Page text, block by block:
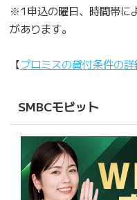
※1申込の曜日、時間帯に
があります。
【プロミスの貸付条件の
SMBCモビット